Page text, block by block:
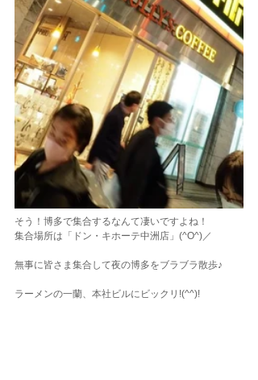
そう！博多で集合するなんて凄いですよね！
集合場所は「ドン・キホーテ中洲店」(^O^)／
無事に皆さま集合して夜の博多をブラブラ散歩♪
ラーメンの一蘭、本社ビルにビックリ!(^^)!